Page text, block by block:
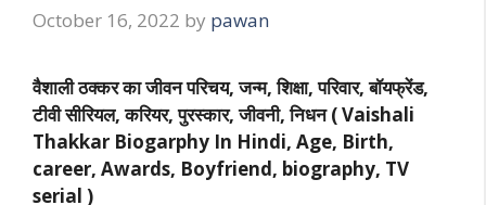
October 16, 2022 by pawan
वैशाली ठक्कर का जीवन परिचय, जन्म, शिक्षा, परिवार, बॉयफ्रेंड,
टीवी सीरियल, करियर, पुरस्कार, जीवनी, निधन ( Vaishali
Thakkar Biogarphy In Hindi, Age, Birth,
career, Awards, Boyfriend, biography, TV
serial )